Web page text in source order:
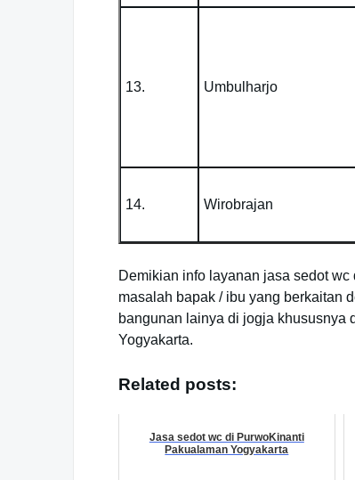
13. Umbulharjo
14. Wirobrajan
Demikian info layanan jasa sedot
masalah bapak / ibu yang berkaitan
bangunan lainya di jogja khususnya
Yogyakarta.
Related posts:
Jasa sedot wc di PurwoKinanti
Pakualaman Yogyakarta